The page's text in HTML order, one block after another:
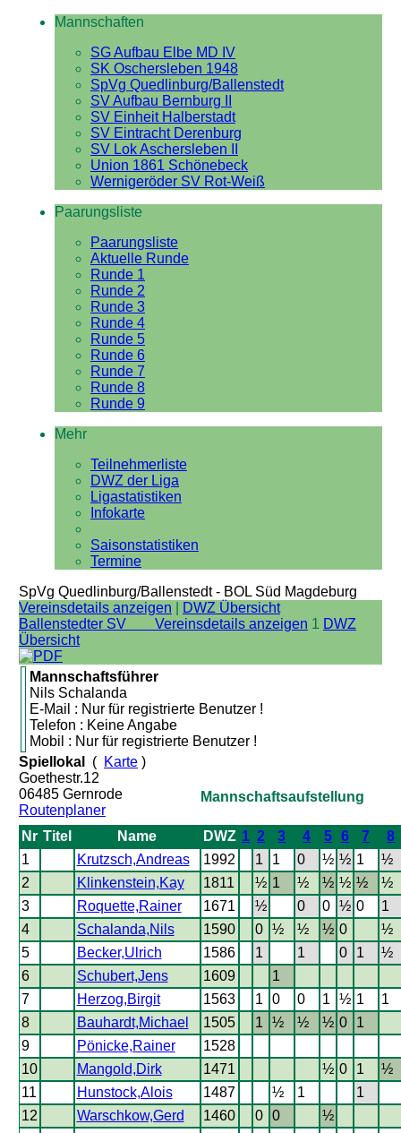
Mannschaften
SG Aufbau Elbe MD IV
SK Oschersleben 1948
SpVg Quedlinburg/Ballenstedt
SV Aufbau Bernburg II
SV Einheit Halberstadt
SV Eintracht Derenburg
SV Lok Aschersleben II
Union 1861 Schönebeck
Wernigeröder SV Rot-Weiß
Paarungsliste
Paarungsliste
Aktuelle Runde
Runde 1
Runde 2
Runde 3
Runde 4
Runde 5
Runde 6
Runde 7
Runde 8
Runde 9
Mehr
Teilnehmerliste
DWZ der Liga
Ligastatistiken
Infokarte
Saisonstatistiken
Termine
SpVg Quedlinburg/Ballenstedt - BOL Süd Magdeburg
Vereinsdetails anzeigen
DWZ Übersicht
Ballenstedter SV Vereinsdetails anzeigen 1 DWZ
Übersicht
Mannschaftsführer
Nils Schalanda
E-Mail : Nur für registrierte Benutzer !
Telefon : Keine Angabe
Mobil : Nur für registrierte Benutzer !
Spiellokal
( Karte)
Goethestr.12
06485 Gernrode
Routenplaner
Mannschaftsaufstellung
Nr Titel Name DWZ 1 2 3 4 5 6 7
8
1
Krutzsch,Andreas 1992 1 1 0 ½ ½ 1
½
2
Klinkenstein,Kay 1811 ½ 1 ½ ½ ½ ½
½
3
Roquette,Rainer 1671 ½ 0 0 ½ 0
1
4
Schalanda,Nils 1590 0 ½ ½ ½ 0
½
5
Becker,Ulrich 1586 1 1 0 1
½
6
Schubert,Jens 1609
1
7
Herzog,Birgit 1563 1 0 0 1 ½ 1
1
8
Bauhardt,Michael 1505 1 ½ ½ ½ 0
1
9
Pönicke,Rainer
1528
10
Mangold,Dirk 1471 ½ 0 1
½
11
Hunstock,Alois 1487 ½ 1
1
12
Warschkow,Gerd 1460 0 0
½